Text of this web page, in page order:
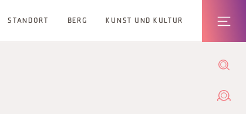
STANDORT BERG KUNST UND KULTUR